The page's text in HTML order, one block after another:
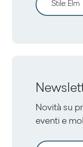
Stile: Elm
Novità su
eventi e